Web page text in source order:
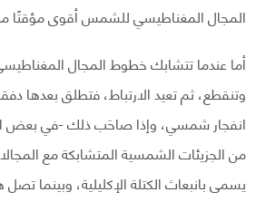
المجال المغناطيسي للشمس أقوى مؤقتًا
أما عندما تتشابك خطوط المجال
وتنقطع، ثم تعيد الارتباط، فتطلق بعدها
انفجار شمسي، وإذا صاحَب ذلك -في بعض
من الجزيئات الشمسية المتشابكة مع
يسمى بانبعاث الكتلة الإكليلية، وبينما